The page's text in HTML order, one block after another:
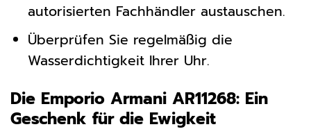
autorisierten Fachhändler austauschen.
Überprüfen Sie regelmäßig die
Wasserdichtigkeit Ihrer Uhr.
Die Emporio Armani AR11268: Ein
Geschenk für die Ewigkeit